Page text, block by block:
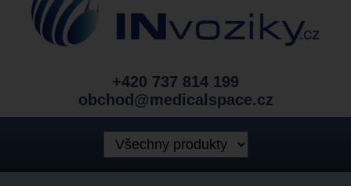
+420 737 814 199
obchod@medicalspace.cz